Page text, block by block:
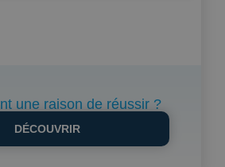
une raison de réussir ?
DÉCOUVRIR